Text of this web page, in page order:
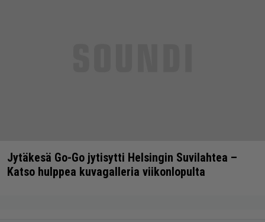
Jytäkesä Go-Go jytisytti Helsingin Suvilahtea –
Katso hulppea kuvagalleria viikonlopulta